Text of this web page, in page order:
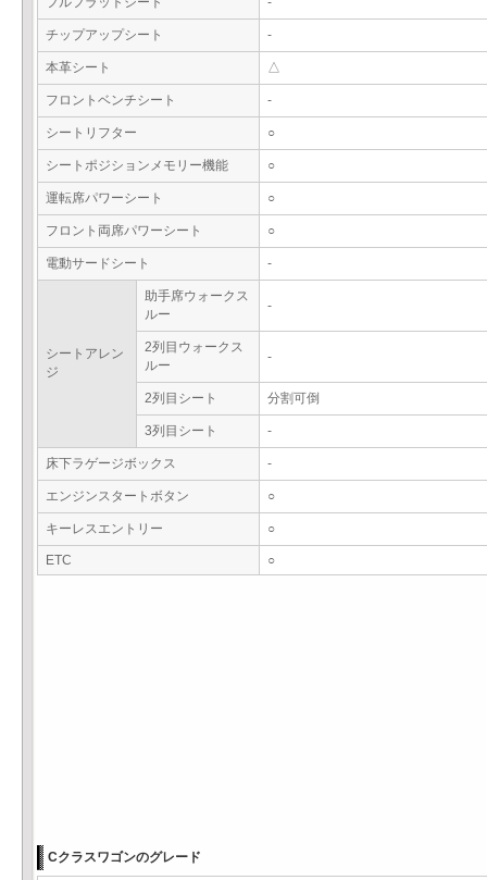
チップアップシート -
本革シート △
フロントベンチシート -
シートリフター ○
シートポジションメモリー機能 ○
運転席パワーシート ○
フロント両席パワーシート ○
電動サードシート -
シートアレン
ジ
助手席ウォークス
ルー
-
2列目ウォークス
ルー
-
2列目シート 分割可倒
3列目シート -
床下ラゲージボックス -
エンジンスタートボタン ○
キーレスエントリー ○
ETC ○
Cクラスワゴンのグレード